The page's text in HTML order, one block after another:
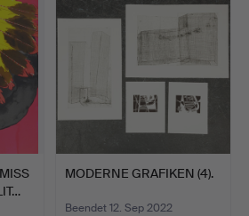
MODERNE GRAFIKEN (4).
Beendet 12. Sep 2022